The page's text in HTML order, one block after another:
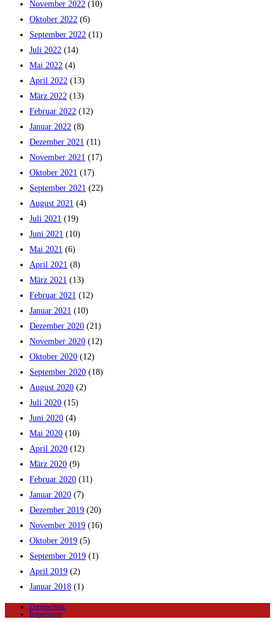
November 2022 (10)
Oktober 2022 (6)
September 2022 (11)
Juli 2022 (14)
Mai 2022 (4)
April 2022 (13)
März 2022 (13)
Februar 2022 (12)
Januar 2022 (8)
Dezember 2021 (11)
November 2021 (17)
Oktober 2021 (17)
September 2021 (22)
August 2021 (4)
Juli 2021 (19)
Juni 2021 (10)
Mai 2021 (6)
April 2021 (8)
März 2021 (13)
Februar 2021 (12)
Januar 2021 (10)
Dezember 2020 (21)
November 2020 (12)
Oktober 2020 (12)
September 2020 (18)
August 2020 (2)
Juli 2020 (15)
Juni 2020 (4)
Mai 2020 (10)
April 2020 (12)
März 2020 (9)
Februar 2020 (11)
Januar 2020 (7)
Dezember 2019 (20)
November 2019 (16)
Oktober 2019 (5)
September 2019 (1)
April 2019 (2)
Januar 2018 (1)
Datenschutz
Impressum